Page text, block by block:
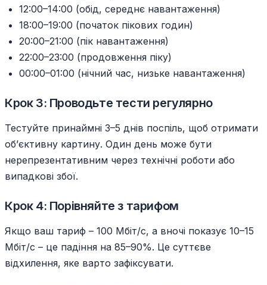
12:00–14:00 (обід, середнє навантаження)
18:00–19:00 (початок пікових годин)
20:00–21:00 (пік навантаження)
22:00–23:00 (продовження піку)
00:00–01:00 (нічний час, низьке навантаження)
Крок 3: Проводьте тести регулярно
Тестуйте принаймні 3–5 днів поспіль, щоб отримати
обʼєктивну картину. Один день може бути
нерепрезентативним через технічні роботи або
випадкові збої.
Крок 4: Порівняйте з тарифом
Якщо ваш тариф – 100 Мбіт/с, а вночі показує 10–15
Мбіт/с – це падіння на 85–90%. Це суттєве
відхилення, яке варто зафіксувати.